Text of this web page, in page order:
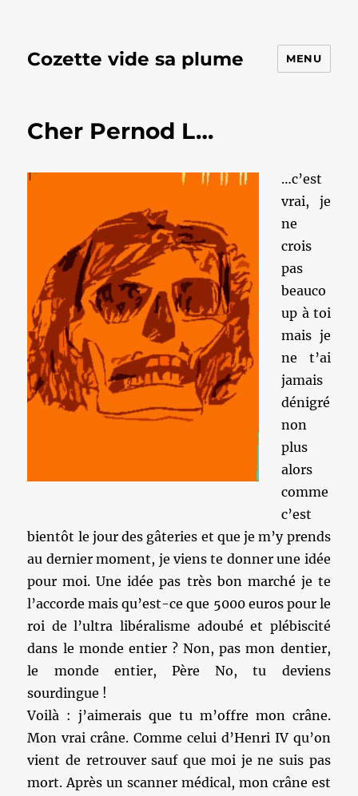
Cozette vide sa plume MENU
Cher Pernod L…
…c’est
vrai, je
ne
crois
pas
beauco
up à toi
mais je
ne t’ai
jamais
dénigré
non
plus
alors
comme
c’est
bientôt le jour des gâteries et que je m’y prends
au dernier moment, je viens te donner une idée
pour moi. Une idée pas très bon marché je te
l’accorde mais qu’est-ce que 5000 euros pour le
roi de l’ultra libéralisme adoubé et plébiscité
dans le monde entier ? Non, pas mon dentier,
le monde entier, Père No, tu deviens
sourdingue !
Voilà : j’aimerais que tu m’offre mon crâne.
Mon vrai crâne. Comme celui d’Henri IV qu’on
vient de retrouver sauf que moi je ne suis pas
mort. Après un scanner médical, mon crâne est